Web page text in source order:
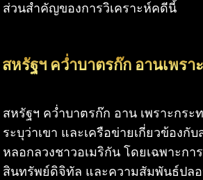
ส่วนสำคัญของการวิเคราะห์คดีนี้
สหรัฐฯ คว่ำบาตรก๊ก อานเพรา
สหรัฐฯ คว่ำบาตรก๊ก อาน เพราะกระ
ระบุว่าเขา และเครือข่ายเกี่ยวข้องกั
หลอกลวงชาวอเมริกัน โดยเฉพาะกา
สินทรัพย์ดิจิทัล และความสัมพันธ์ปล